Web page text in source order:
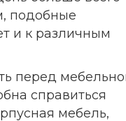
подобные
и к различным
перед
справиться
мебель,